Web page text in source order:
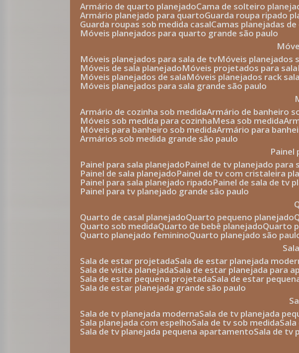
armário de quarto planejado cama de solteiro
armário planejado para quarto guarda roupa ripado
guarda roupas sob medida casal camas planejadas
móveis planejados para quarto grande são paulo
móveis planejados para sala de tv
móveis
móveis de sala planejado móveis projetados para sala
móveis planejados de sala móveis planejados rack sala
móveis planejados para sala grande são paulo
armário de cozinha sob medida armário de banheiro
móveis sob medida para cozinha mesa sob medida
móveis para banheiro sob medida armário para
armários sob medida grande são paulo
painel para sala planejado painel de tv planejado para
painel de sala planejado painel de tv com cristaleira
painel para sala planejado ripado painel de sala de tv
painel para tv planejado grande são paulo
quarto de casal planejado
quarto pequeno planejado
quarto sob medida quarto de bebê planejado quarto
quarto planejado feminino quarto planejado são
sala de estar projetada sala de estar planejada
sala de visita planejada sala de estar planejada para
sala de estar pequena projetada sala de estar
sala de estar planejada grande são paulo
sala de tv planejada moderna sala de tv planejada
sala planejada com espelho sala de tv sob medida
sala de tv planejada pequena apartamento sala de tv